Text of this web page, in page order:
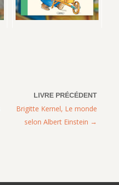
Brigitte Kernel, Le monde
selon Albert Einstein